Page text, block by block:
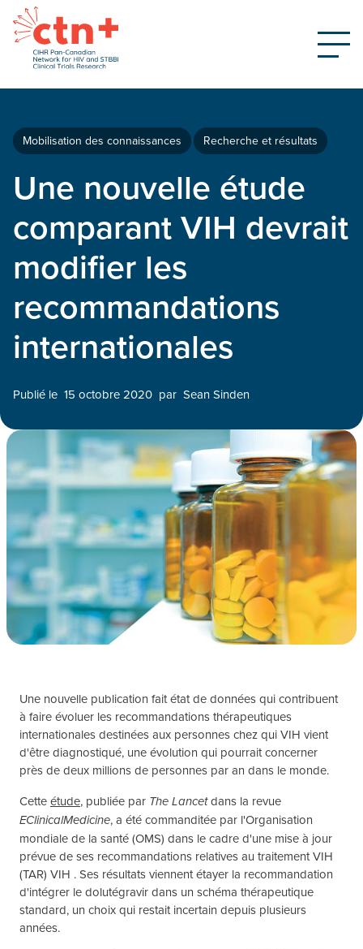
Mobilisation des connaissances Recherche et résultats
Une nouvelle étude
comparant VIH devrait
modifier les
recommandations
internationales
Publié le 15 octobre 2020 par Sean Sinden
Une nouvelle publication fait état de données qui contribuent
à faire évoluer les recommandations thérapeutiques
internationales destinées aux personnes chez qui VIH vient
d'être diagnostiqué, une évolution qui pourrait concerner
près de deux millions de personnes par an dans le monde.
Cetteétude, publiée par The Lancetdans la revue
EClinicalMedicine, a été commanditée par l'Organisation
mondiale de la santé (OMS) dans le cadre d'une mise à jour
prévue de ses recommandations relatives au traitement VIH
(TAR) VIH . Ses résultats viennent étayer la recommandation
d'intégrer le dolutégravir dans un schéma thérapeutique
standard, un choix qui restait incertain depuis plusieurs
années.